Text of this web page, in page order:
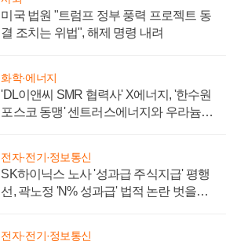
미국 법원 "트럼프 정부 풍력 프로젝트 동
결 조치는 위법", 해제 명령 내려
화학·에너지
'DL이앤씨 SMR 협력사' X에너지, '한수원
포스코 동맹' 센트러스에너지와 우라늄
전자·전기·정보통신
SK하이닉스 노사 '성과급 주식지급' 평행
선, 곽노정 'N% 성과급' 법적 논란 벗을지
전자·전기·정보통신